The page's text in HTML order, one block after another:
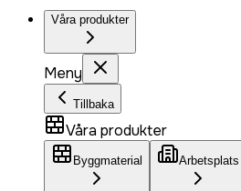
Våra produkter
Meny
Tillbaka
Våra produkter
Byggmaterial Arbetsplats